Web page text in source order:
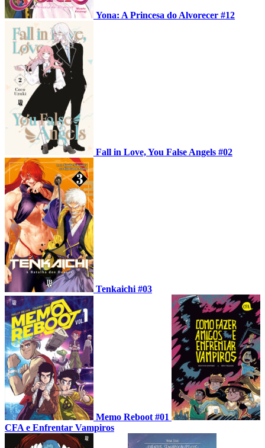
Yona: A Princesa do Alvorecer #12
Fall in Love, You False Angels #02
Tenkaichi #03
Memo Reboot #01
CFA e Enfrentar Vampiros